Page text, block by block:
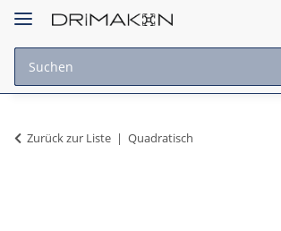
Zurück zur Liste Quadratisch